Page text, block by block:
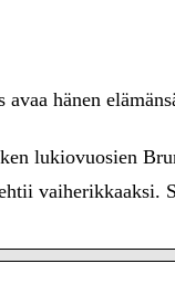
hänen
lukiovuosien
vaiherikkaaksi.